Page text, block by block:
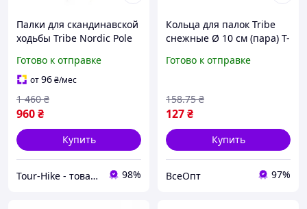
Палки для скандинавской
ходьбы Tribe Nordic Pole
6061, 68-135 см, 2 шт (T-
ME-0022-white)
Готово к отправке
от96₴/мес
960₴
1 460 ₴
Купить
Tour-Hike - товары для туризма и активного отдыха 98%
Кольца для палок Tribe
снежные Ø 10 см (пара) T-
походов, прочные и
Готово к отправке
127₴
158.75 ₴
Купить
ВсеОпт 97%